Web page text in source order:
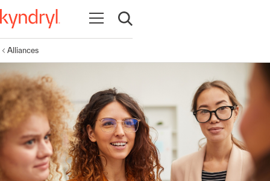
Ouvrir la navigation
Ouvrir la recherche
Alliances